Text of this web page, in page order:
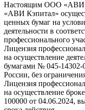
Настоящим ООО «АВИ
«АВИ Кэпитал»
ценных бумаг на
деятельности в
профессионального
Лицензия
на осуществление
бумагами № 045-14302-
России, без
Лицензия
на осуществление
100000 от 04.06.2024,